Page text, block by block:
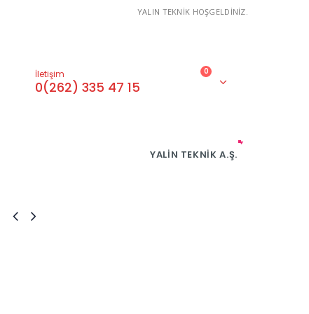
YALIN TEKNİK HOŞGELDİNİZ.
İletişim
0(262) 335 47 15
0
YALIN TEKNIK A.Ş.